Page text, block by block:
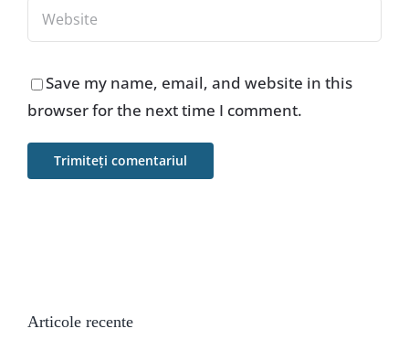
Save my name, email, and website in this
browser for the next time I comment.
Articole recente